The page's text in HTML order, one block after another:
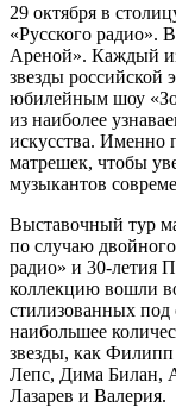
29 октября в
«Русского радио».
Ареной». Каждый из
звезды российской
юбилейным шоу
из наиболее
искусства. Именно
матрешек, чтобы
музыкантов
Выставочный тур
по случаю
радио» и 30-летия
коллекцию вошли
стилизованных под
наибольшее
звезды, как
Лепс, Дима Билан,
Лазарев и Валерия.